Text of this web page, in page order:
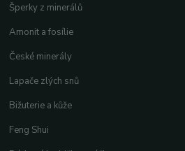
Šperky z minerálů
Amonit a fosílie
České minerály
Lapače zlých snů
Bižuterie a kůže
Feng Shui